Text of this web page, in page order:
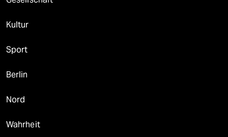
Kultur
Sport
Berlin
Nord
Wahrheit